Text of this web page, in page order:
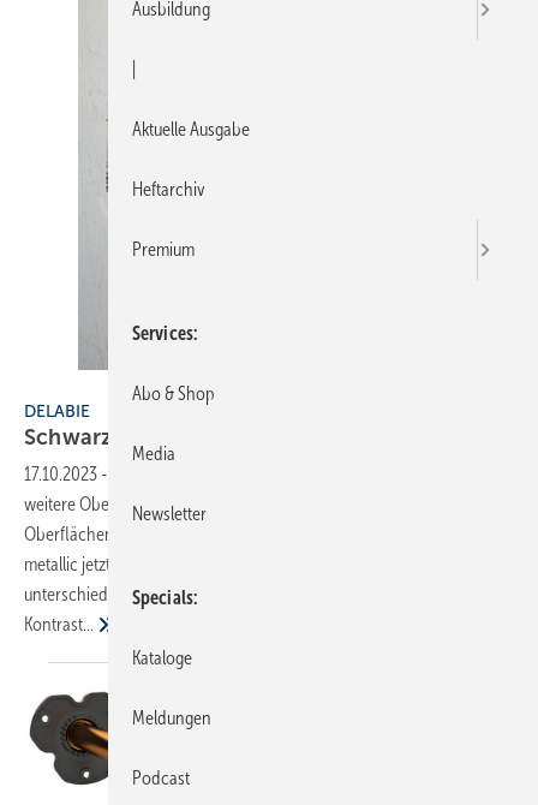
DELABIE
Schwarz im
17.10.2023 -
weitere Oberflächengestaltung. Die Haltegriffe sind neben den
Oberflächen Aluminium pulverbeschichtet matt weiß oder anthrazit
metallic jetzt auch in mattem Schwarz erhältlich. Die
unterschiedlichen Oberflächen sorgen für einen visuellen
Kontrast...
Ausbildung
Aktuelle Ausgabe
Heftarchiv
Premium
Services
Abo & Shop
Media
Newsletter
Specials
Kataloge
Meldungen
Podcast